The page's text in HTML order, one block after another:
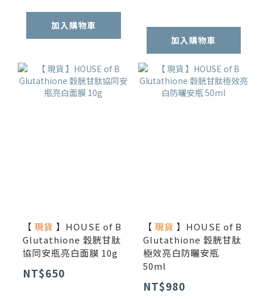
加入購物車
加入購物車
【 現貨 】HOUSE of B
Glutathione 穀胱甘肽
協同安瓶亮白面膜 10g
NT$650
【 現貨 】HOUSE of B
Glutathione 穀胱甘肽
極效亮白防曬安瓶
50ml
NT$980